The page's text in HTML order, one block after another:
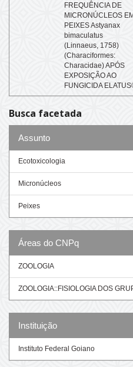
FREQUÊNCIA DE
MICRONÚCLEOS EM
PEIXES Astyanax
bimaculatus
(Linnaeus, 1758)
(Characiformes:
Characidae) APÓS
EXPOSIÇÃO AO
FUNGICIDA
Busca facetada
Assunto
Ecotoxicologia
Micronúcleos
Peixes
Áreas do CNPq
ZOOLOGIA
ZOOLOGIA::FISIOLOGIA DOS
Instituição
Instituto Federal Goiano